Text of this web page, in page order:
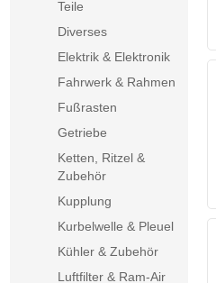
Teile
Diverses
Elektrik & Elektronik
Fahrwerk & Rahmen
Fußrasten
Getriebe
Ketten, Ritzel &
Zubehör
Kupplung
Kurbelwelle & Pleuel
Kühler & Zubehör
Luftfilter & Ram-Air